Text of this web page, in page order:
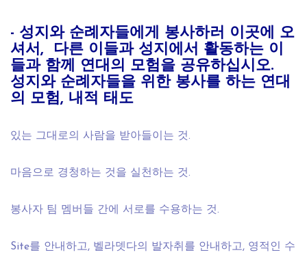
- 성지와 순례자들에게 봉사하러 이곳에 오
셔서, 다른 이들과 성지에서 활동하는 이
들과 함께 연대의 모험을 공유하십시오.
성지와 순례자들을 위 한 봉사를 하는 연대
의 모험, 내적 태도
있는 그대로의 사람을 받아들이는 것.
마음으로 경청하는 것을 실천하는 것.
봉사자 팀 멤버들 간에 서로를 수용하는 것.
Site를 안내하고, 벨라뎃다의 발자취를 안내하고, 영적인 수